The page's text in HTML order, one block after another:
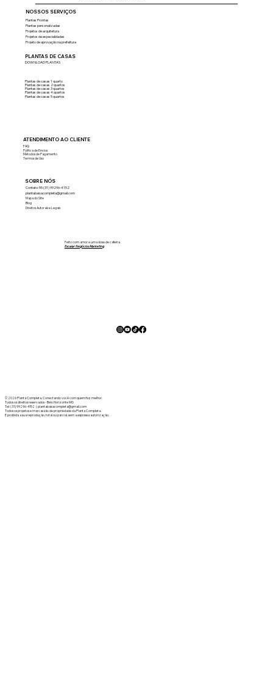
NOSSOS SERVIÇOS
Plantas Prontas
Plantas personalizadas
Projetos de arquitetura
Projetos de especialidades
Projeto de aprovação na prefeitura
PLANTAS DE CASAS
DOWNLOAD PLANTAS
Plantas de casas 1 quarto
Plantas de casas 2 quartos
Plantas de casas 3 quartos
Plantas de casas 4 quartos
Plantas de casas 5 quartos
ATENDIMENTO AO CLIENTE
FAQ
Política de Envios
Métodos de Pagamento
Termos de Uso
SOBRE NÓS
Contato: 55 (31) 99296-4152
plantabaixacompleta@gmail.com
Mapa do Site
Blog
Direitos Autorais e Legais
Feito com amor e uma dose de cafeína.
Escalar Negócios Marketing
© 2026 Planta Completa. Conectando você com quem faz melhor.
Todos os direitos reservados - Belo Horizonte MG
Tel: (31) 99296-4152 | plantabaixacompleta@gmail.com
Todos os projetos e marcas são de propriedade da Planta Completa.
É proibida a sua reprodução, total ou parcial, sem a expressa autorização.